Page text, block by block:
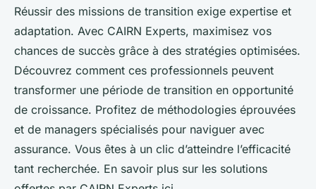
Optimisez vos missions
manager de transition avec
cairn experts
Arthur•21 août 2024•3 min de lecture
Réussir des missions de transition exige expertise et
adaptation. Avec CAIRN Experts, maximisez vos
chances de succès grâce à des stratégies optimisées.
Découvrez comment ces professionnels peuvent
transformer une période de transition en opportunité
de croissance. Profitez de méthodologies éprouvées
et de managers spécialisés pour naviguer avec
assurance. Vous êtes à un clic d’atteindre l’efficacité
tant recherchée. En savoir plus sur les solutions